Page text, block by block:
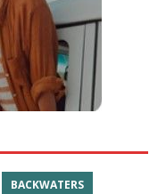
BACKWATERS